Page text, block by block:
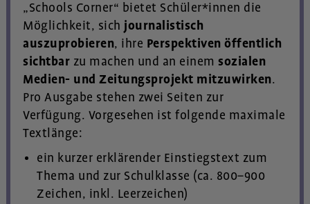
„Schools Corner“ bietet Schüler*innen die
Möglichkeit, sich journalistisch
auszuprobieren, ihre Perspektiven öffentlich
sichtbar zu machen und an einem sozialen
Medien- und Zeitungsprojekt mitzuwirken.
Pro Ausgabe stehen zwei Seiten zur
Verfügung. Vorgesehen ist folgende maximale
Textlänge:
ein kurzer erklärender Einstiegstext zum
Thema und zur Schulklasse (ca. 800–900
Zeichen, inkl. Leerzeichen)